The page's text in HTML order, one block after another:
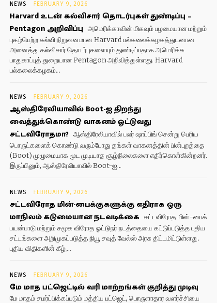
NEWS FEBRUARY 9, 2026
Harvard உடன் கல்விசார் தொடர்புகள் துண்டிப்பு –
Pentagon அறிவிப்பு அமெரிக்காவின் மிகவும் பழமையான மற்றும்
புகழ்பெற்ற கல்வி நிறுவனமான Harvard பல்கலைக்கழகத்துடனான
அனைத்து கல்விசார் தொடர்புகளையும் துண்டிப்பதாக அமெரிக்க
பாதுகாப்புத் துறையான Pentagon அறிவித்துள்ளது. Harvard
பல்கலைக்கழகம்...
NEWS FEBRUARY 9, 2026
ஆஸ்திரேலியாவில் Boot-ஐ திறந்து
வைத்துக்கொண்டு வாகனம் ஓட்டுவது
சட்டவிரோதமா? ஆஸ்திரேலியாவில் பலர் ஷாப்பிங் சென்று பெரிய
பொருட்களைக் கொண்டு வரும்போது தங்கள் வாகனத்தின் பின்புறத்தை
(Boot) முழுமையாக மூட முடியாத சூழ்நிலைகளை எதிர்கொள்கின்றனர்.
இருப்பினும், ஆஸ்திரேலியாவில் Boot-ஐ...
NEWS FEBRUARY 9, 2026
சட்டவிரோத மின்-பைக்குகளுக்கு எதிராக ஒரு
மாநிலம் கடுமையான நடவடிக்கை சட்டவிரோத மின்-பைக்
பயன்பாடு மற்றும் சமூக விரோத ஓட்டுநர் நடத்தையை கட்டுப்படுத்த புதிய
சட்டங்களை அறிமுகப்படுத்த நியூ சவுத் வேல்ஸ் அரசு திட்டமிட்டுள்ளது.
புதிய விதிகளின் கீழ்,...
NEWS FEBRUARY 9, 2026
மே மாத பட்ஜெட்டில் வரி மாற்றங்கள் குறித்து முடிவு
மே மாதம் சமர்ப்பிக்கப்படும் மத்திய பட்ஜெட், பொருளாதார வளர்ச்சியை